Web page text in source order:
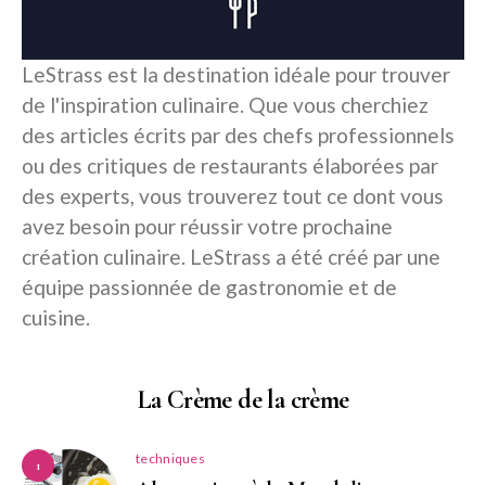
LeStrass est la destination idéale pour trouver
de l'inspiration culinaire. Que vous cherchiez
des articles écrits par des chefs professionnels
ou des critiques de restaurants élaborées par
des experts, vous trouverez tout ce dont vous
avez besoin pour réussir votre prochaine
création culinaire. LeStrass a été créé par une
équipe passionnée de gastronomie et de
cuisine.
La Crème de la crème
1 techniques